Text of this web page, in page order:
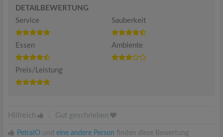
DETAILBEWERTUNG
Service
Sauberkeit
Essen Ambiente
Preis/Leistung
Hilfreich Gut geschrieben
PetraIO und eine andere Person finden diese Bewertung